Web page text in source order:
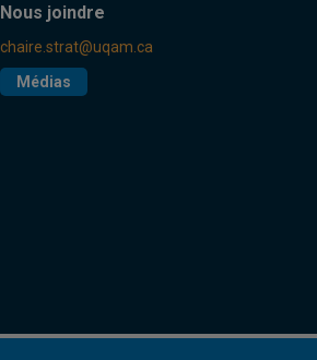
Nous joindre
chaire.strat@uqam.ca
Médias